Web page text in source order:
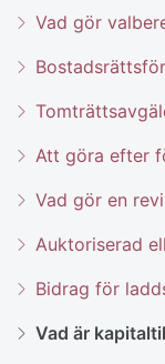
Vad gör
Att göra efter
Vad gör en
Auktoriserad
Bidrag för
Vad är